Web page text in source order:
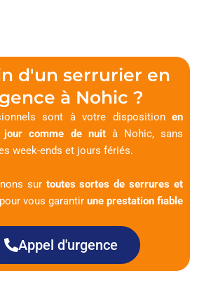
d'un serrurier en
à Nohic ?
sont à votre disposition en
jour comme de nuità Nohic, sans
week-ends et jours fériés.
sur toutes sortes de serrures et
vous garantir une prestation fiable
Appel d'urgence